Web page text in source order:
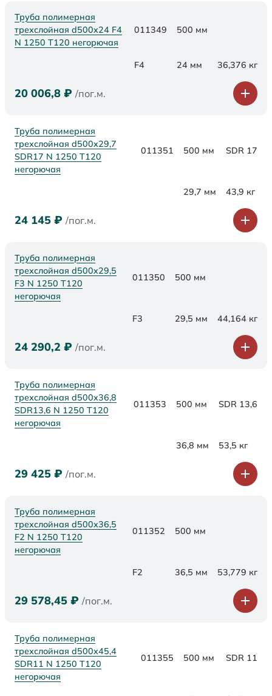
Труба полимерная
трехслойная d500x24 F4
N 1250 Т120 негорючая
011349 500 мм
F4 24 мм 36,376 кг
20 006,8 ₽ /пог.м.
Труба полимерная
трехслойная d500x29,7
SDR17 N 1250 Т120
негорючая
011351 500 мм SDR 17
29,7 мм 43,9 кг
24 145 ₽ /пог.м.
Труба полимерная
трехслойная d500x29,5
F3 N 1250 Т120
негорючая
011350 500 мм
F3 29,5 мм 44,164 кг
24 290,2 ₽ /пог.м.
Труба полимерная
трехслойная d500x36,8
SDR13,6 N 1250 Т120
негорючая
011353 500 мм SDR 13,6
36,8 мм 53,5 кг
29 425 ₽ /пог.м.
Труба полимерная
трехслойная d500x36,5
F2 N 1250 Т120
негорючая
011352 500 мм
F2 36,5 мм 53,779 кг
29 578,45 ₽ /пог.м.
Труба полимерная
трехслойная d500x45,4
SDR11 N 1250 Т120
негорючая
011355 500 мм SDR 11